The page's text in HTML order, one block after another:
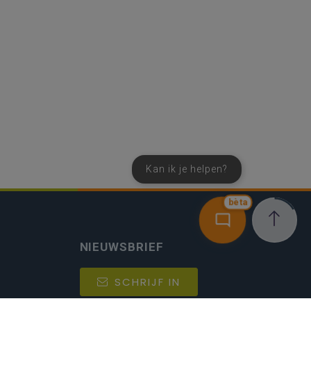
bèta
Kan ik je helpen?
NIEUWSBRIEF
SCHRIJF IN